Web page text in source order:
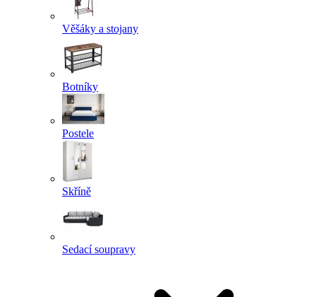
Věšáky a stojany
Botníky
Postele
Skříně
Sedací soupravy